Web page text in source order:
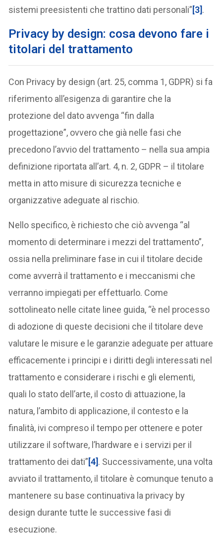
sistemi preesistenti che trattino dati personali”[3].
Privacy by design: cosa devono fare i
titolari del trattamento
Con Privacy by design (art. 25, comma 1, GDPR) si fa
riferimento all’esigenza di garantire che la
protezione del dato avvenga “fin dalla
progettazione”, ovvero che già nelle fasi che
precedono l’avvio del trattamento – nella sua ampia
definizione riportata all’art. 4, n. 2, GDPR – il titolare
metta in atto misure di sicurezza tecniche e
organizzative adeguate al rischio.
Nello specifico, è richiesto che ciò avvenga “al
momento di determinare i mezzi del trattamento”,
ossia nella preliminare fase in cui il titolare decide
come avverrà il trattamento e i meccanismi che
verranno impiegati per effettuarlo. Come
sottolineato nelle citate linee guida, “è nel processo
di adozione di queste decisioni che il titolare deve
valutare le misure e le garanzie adeguate per attuare
efficacemente i principi e i diritti degli interessati nel
trattamento e considerare i rischi e gli elementi,
quali lo stato dell’arte, il costo di attuazione, la
natura, l’ambito di applicazione, il contesto e la
finalità, ivi compreso il tempo per ottenere e poter
utilizzare il software, l’hardware e i servizi per il
trattamento dei dati”[4]. Successivamente, una volta
avviato il trattamento, il titolare è comunque tenuto a
mantenere su base continuativa la privacy by
design durante tutte le successive fasi di
esecuzione.